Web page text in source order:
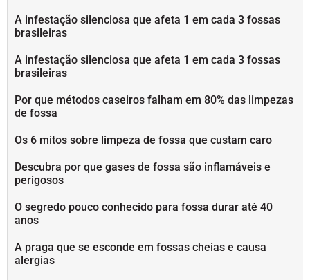
A infestação silenciosa que afeta 1 em cada 3 fossas
brasileiras
A infestação silenciosa que afeta 1 em cada 3 fossas
brasileiras
Por que métodos caseiros falham em 80% das limpezas
de fossa
Os 6 mitos sobre limpeza de fossa que custam caro
Descubra por que gases de fossa são inflamáveis e
perigosos
O segredo pouco conhecido para fossa durar até 40
anos
A praga que se esconde em fossas cheias e causa
alergias